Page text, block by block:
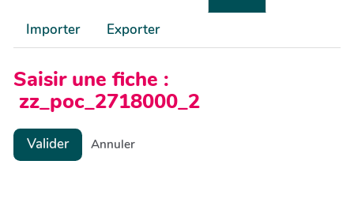
Importer
Exporter
Saisir une fiche :
zz_poc_2718000_2
Valider Annuler